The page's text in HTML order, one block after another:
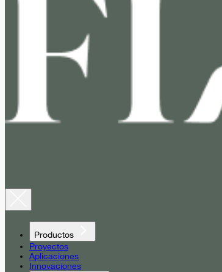
Productos
Proyectos
Aplicaciones
Innovaciones